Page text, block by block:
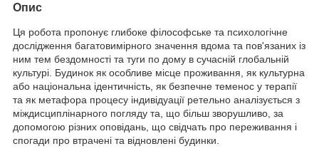
Опис
Ця робота пропонує глибоке філософське та психологічне
дослідження багатовимірного значення вдома та пов'язаних із
ним тем бездомності та туги по дому в сучасній глобальній
культурі. Будинок як особливе місце проживання, як культурна
або національна ідентичність, як безпечне теменос у терапії
та як метафора процесу індивідуації ретельно аналізується з
міждисциплінарного погляду та, що більш зворушливо, за
допомогою різних оповідань, що свідчать про переживання і
спогади про втрачені та відновлені будинки.